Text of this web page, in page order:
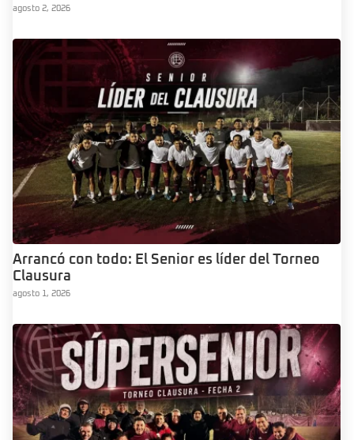
agosto 2, 2026
Arrancó con todo: El Senior es líder del Torneo
Clausura
agosto 1, 2026